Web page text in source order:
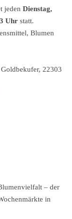
jeden Dienstag,
Uhr statt.
Blumen
22303
– der
in